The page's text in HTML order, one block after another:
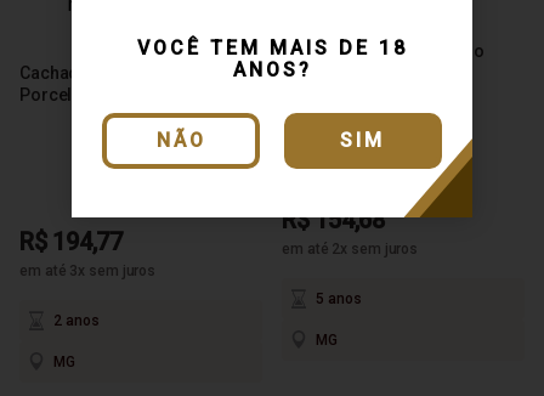
VOCÊ TEM MAIS DE 18
ANOS?
NÃO SIM
Cachaça Sabor de Minas
Porcelana Moringa 1000ml
R$ 194,77
em até 3x sem juros
2 anos
MG
Cachaça Frazão Carvalho
Duplo 750ml
R$ 154,68
em até 2x sem juros
5 anos
MG